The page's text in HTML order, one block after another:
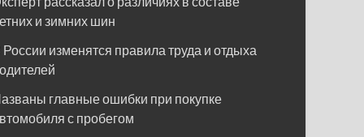
и зимних шин
России изменятся правила труда и отдыха
главные ошибки при покупке
с пробегом